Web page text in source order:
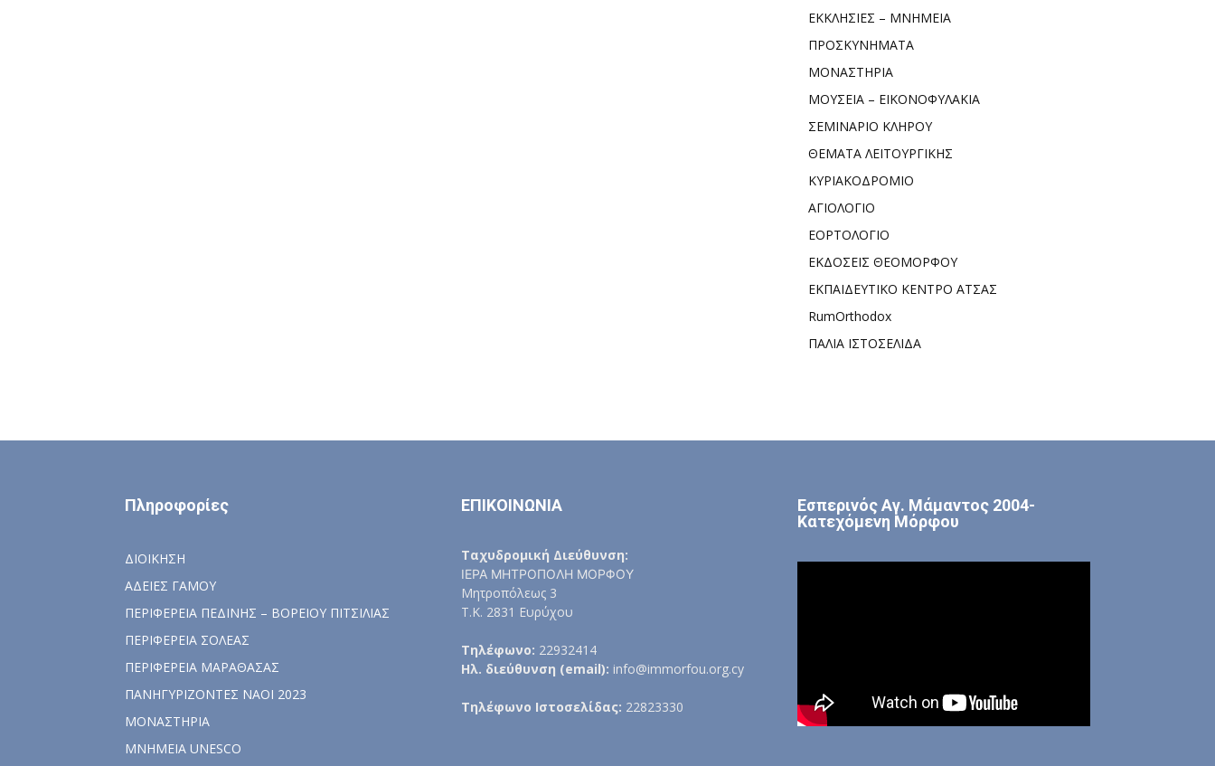
ΕΚΚΛΗΣΙΕΣ – ΜΝΗΜΕΙΑ
ΠΡΟΣΚΥΝΗΜΑΤΑ
ΜΟΝΑΣΤΗΡΙΑ
ΜΟΥΣΕΙΑ – ΕΙΚΟΝΟΦΥΛΑΚΙΑ
ΣΕΜΙΝΑΡΙΟ ΚΛΗΡΟΥ
ΘΕΜΑΤΑ ΛΕΙΤΟΥΡΓΙΚΗΣ
ΚΥΡΙΑΚΟΔΡΟΜΙΟ
ΑΓΙΟΛΟΓΙΟ
ΕΟΡΤΟΛΟΓΙΟ
ΕΚΔΟΣΕΙΣ ΘΕΟΜΟΡΦΟΥ
ΕΚΠΑΙΔΕΥΤΙΚΟ ΚΕΝΤΡΟ ΑΤΣΑΣ
RumOrthodox
ΠΑΛΙΑ ΙΣΤΟΣΕΛΙΔΑ
Πληροφορίες
ΔΙΟΙΚΗΣΗ
ΑΔΕΙΕΣ ΓΑΜΟΥ
ΠΕΡΙΦΕΡΕΙΑ ΠΕΔΙΝΗΣ – ΒΟΡΕΙΟΥ ΠΙΤΣΙΛΙΑΣ
ΠΕΡΙΦΕΡΕΙΑ ΣΟΛΕΑΣ
ΠΕΡΙΦΕΡΕΙΑ ΜΑΡΑΘΑΣΑΣ
ΠΑΝΗΓΥΡΙΖΟΝΤΕΣ ΝΑΟΙ 2023
ΜΟΝΑΣΤΗΡΙΑ
ΜΝΗΜΕΙΑ UNESCO
ΕΠΙΚΟΙΝΩΝΙΑ
Ταχυδρομική Διεύθυνση:
ΙΕΡΑ ΜΗΤΡΟΠΟΛΗ ΜΟΡΦΟΥ
Μητροπόλεως 3
Τ.Κ. 2831 Ευρύχου
Τηλέφωνο: 22932414
Ηλ. διεύθυνση (email): info@immorfou.org.cy
Τηλέφωνο Ιστοσελίδας: 22823330
Εσπερινός Αγ. Μάμαντος 2004-
Κατεχόμενη Μόρφου